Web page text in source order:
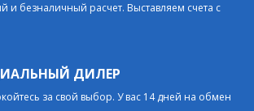
и безналичный расчет. Выставляем счета с
ДИЛЕР
за свой выбор. У вас 14 дней на обмен